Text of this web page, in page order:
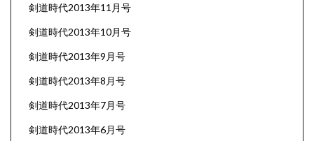
剣道時代2013年11月号
剣道時代2013年10月号
剣道時代2013年9月号
剣道時代2013年8月号
剣道時代2013年7月号
剣道時代2013年6月号